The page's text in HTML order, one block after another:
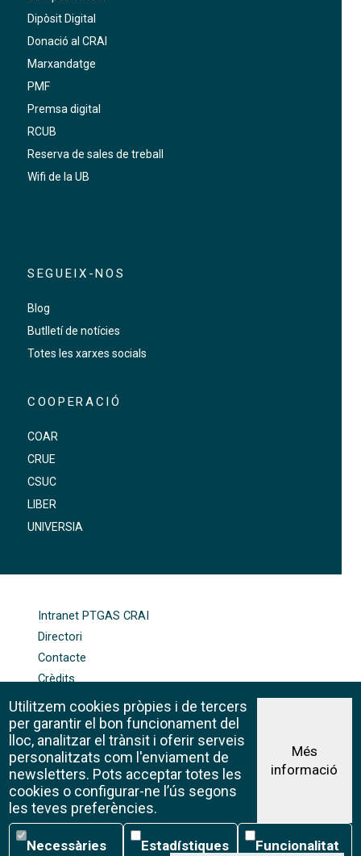
Dipòsit Digital
Donació al CRAI
Marxandatge
PMF
Premsa digital
RCUB
Reserva de sales de treball
Wifi de la UB
SEGUEIX-NOS
Blog
Butlletí de notícies
Totes les xarxes socials
COOPERACIÓ
COAR
CRUE
CSUC
LIBER
UNIVERSIA
Intranet PTGAS CRAI
Directori
Contacte
Crèdits
Política de galetes
Avís legal
©CRAI Universitat de Barcelona
Creative Commons 4.0
Utilitzem cookies pròpies i de tercers
per garantir el bon funcionament del
lloc, analitzar el trànsit i oferir serveis
personalitzats com l'enviament de
newsletters. Pots acceptar totes les
cookies o configurar-ne l’ús segons
les teves preferències.
Més
informació
Necessàries
Necessàries Estadístiques
Estadístiques Funcionalitat
Funcionalitat